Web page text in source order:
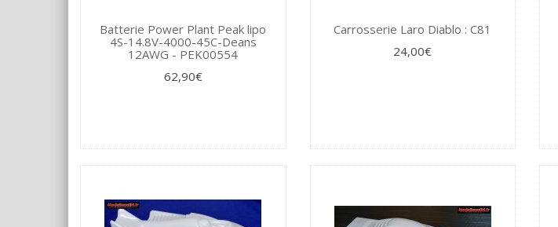
Batterie Power Plant Peak lipo
4S-14.8V-4000-45C-Deans
12AWG - PEK00554
62,90€
Carrosserie Laro Diablo : C81
24,00€